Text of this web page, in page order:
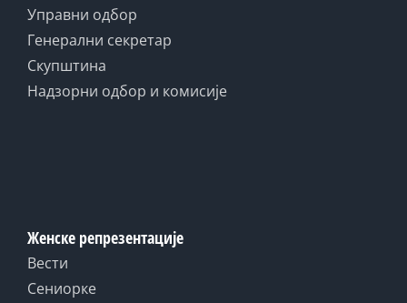
Управни одбор
Генерални секретар
Скупштина
Надзорни одбор и комисије
Женске репрезентације
Вести
Сениорке